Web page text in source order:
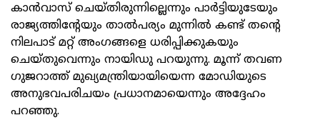
കാന്‍വാസ് ചെയ്തിരുന്നില്ലെന്നും പാര്‍ട്ടിയുടേയും
രാജ്യത്തിന്റേയും താല്‍പര്യം മുന്നില്‍ കണ്ട് തന്റെ
നിലപാട് മറ്റ് അംഗങ്ങളെ ധരിപ്പിക്കുകയും
ചെയ്തുവെന്നും നായിഡു പറയുന്നു. മൂന്ന് തവണ
ഗുജറാത്ത് മുഖ്യമന്ത്രിയായിയെന്ന മോഡിയുടെ
അനുഭവപരിചയം പ്രധാനമായെന്നും അദ്ദേഹം
പറഞ്ഞു.